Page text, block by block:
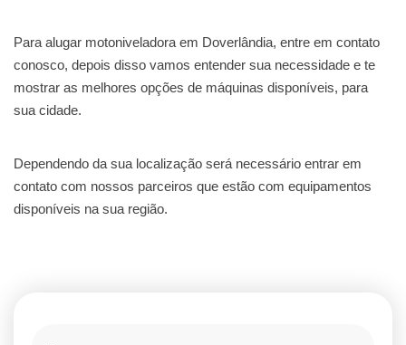
Para alugar motoniveladora em Doverlândia, entre em contato
conosco, depois disso vamos entender sua necessidade e te
mostrar as melhores opções de máquinas disponíveis, para
sua cidade.
Dependendo da sua localização será necessário entrar em
contato com nossos parceiros que estão com equipamentos
disponíveis na sua região.